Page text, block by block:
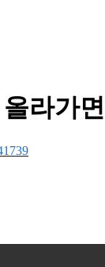
라가